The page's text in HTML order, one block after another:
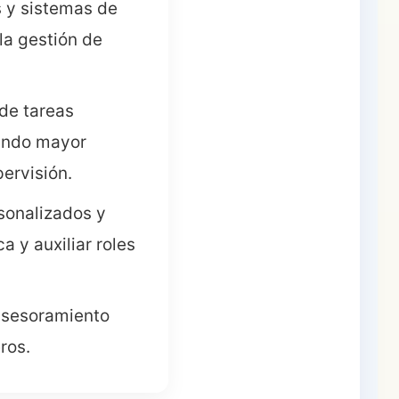
sistemas de
gestión de
tareas
mayor
y
y auxiliar roles